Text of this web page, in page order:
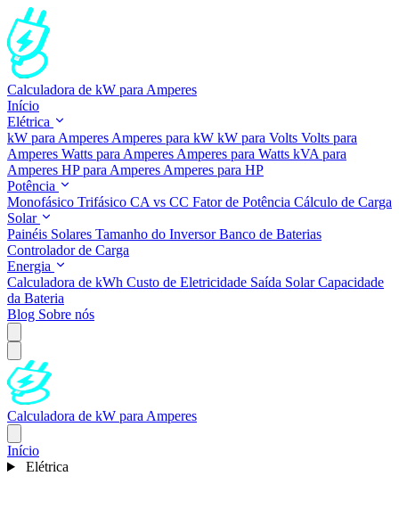
Calculadora de kW para Amperes
Início
Elétrica
kW para Amperes Amperes para kW kW para Volts Volts para
Amperes Watts para Amperes Amperes para Watts kVA para
Amperes HP para Amperes Amperes para HP
Potência
Monofásico Trifásico CA vs CC Fator de Potência Cálculo de Carga
Solar
Painéis Solares Tamanho do InversorBanco de Baterias
Controlador de Carga
Energia
Calculadora de kWh Custo de Eletricidade Saída SolarCapacidade
da Bateria
Blog Sobre nós
Calculadora de kW para Amperes
Início
Elétrica